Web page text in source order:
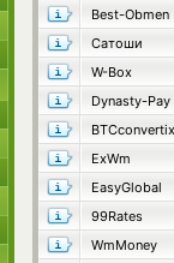
Best-Obmen
Сатоши
W-Box
Dynasty-Pay
BTCconvertix
ExWm
EasyGlobal
99Rates
WmMoney